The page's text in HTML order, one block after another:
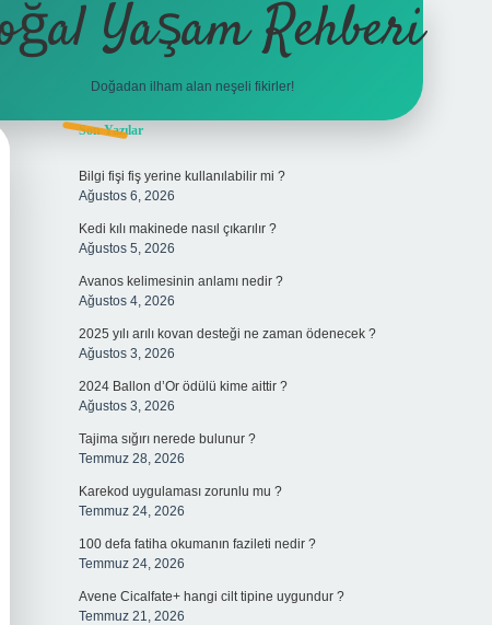
Yaşam Rehberi
Doğadan ilham alan neşeli fikirler!
Sidebar
Son Yazılar
Bilgi fişi fiş yerine kullanılabilir mi ?
Ağustos 6, 2026
Kedi kılı makinede nasıl çıkarılır ?
Ağustos 5, 2026
Avanos kelimesinin anlamı nedir ?
Ağustos 4, 2026
2025 yılı arılı kovan desteği ne zaman ödenecek ?
Ağustos 3, 2026
2024 Ballon d’Or ödülü kime aittir ?
Ağustos 3, 2026
Tajima sığırı nerede bulunur ?
Temmuz 28, 2026
Karekod uygulaması zorunlu mu ?
Temmuz 24, 2026
100 defa fatiha okumanın fazileti nedir ?
Temmuz 24, 2026
Avene Cicalfate+ hangi cilt tipine uygundur ?
Temmuz 21, 2026